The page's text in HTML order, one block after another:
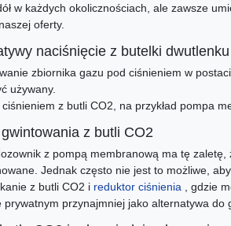
w każdych okolicznościach, ale zawsze
oferty.
naciśnięcie z butelki
zbiornika gazu pod ciśnieniem w
używany.
z butli CO2, na przykład pompa
z butli CO2
z pompą membranową ma tę
Jednak często nie jest to możliwe,
z butli CO2 i reduktor ciśnienia
, gdzie
prywatnym przynajmniej jako alternatywa do